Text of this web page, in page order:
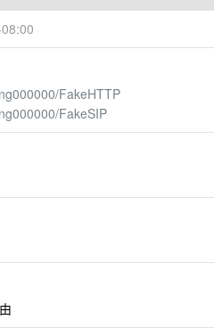
FakeHTTP
FakeSIP